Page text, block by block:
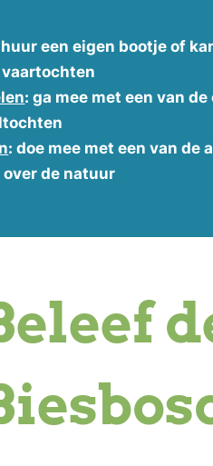
huur een eigen bootje of
vaartochten
: ga mee met een van
: doe mee met een van de
over de natuur